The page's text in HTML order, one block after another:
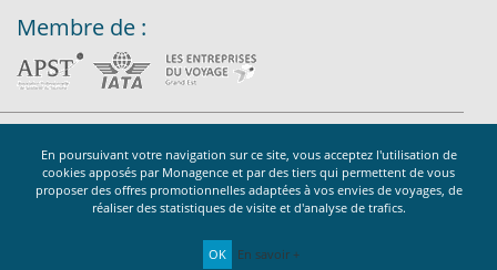
Membre de :
euros. Garantie APST IM094120019 / R.C GENERALI N° AL813861 /
LI 094090006
Siège : 2 rue du Nouveau Bercy 94220 CHARENTON LE PONT
En poursuivant votre navigation sur ce site, vous acceptez l'utilisation de
cookies apposés par Monagence et par des tiers qui permettent de vous
proposer des offres promotionnelles adaptées à vos envies de voyages, de
réaliser des statistiques de visite et d'analyse de trafics.
OK En savoir +